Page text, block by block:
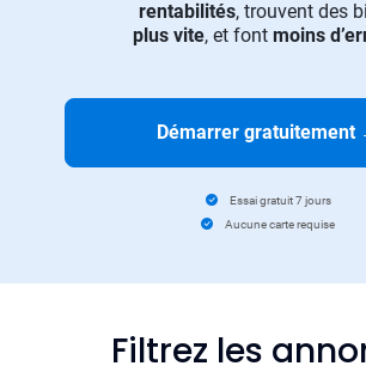
rentabilités, trouvent des
plus vite, et font moins
Démarrer gratuitement
Essai gratuit 7 jours
Aucune carte requise
Filtrez les